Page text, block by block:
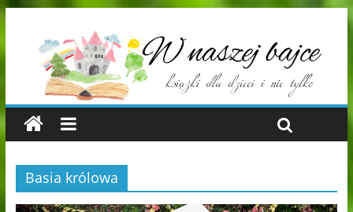
Basia królowa